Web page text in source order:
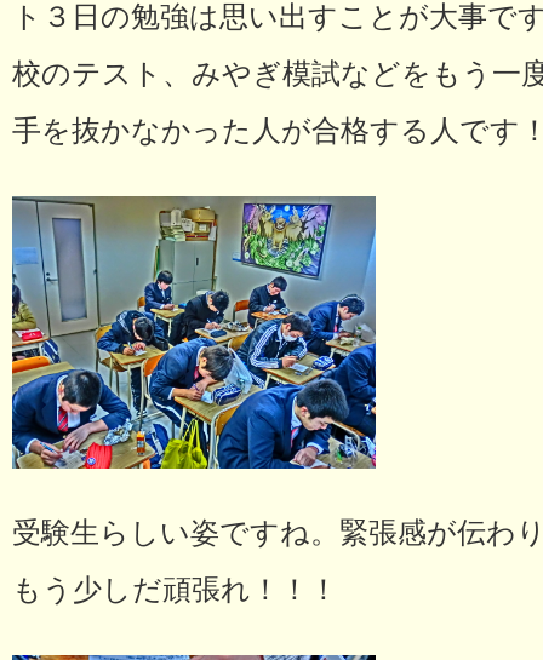
ト３日の勉強は思い出すことが大事で
校のテスト、みやぎ模試などをもう一
手を抜かなかった人が合格する人です
受験生らしい姿ですね。緊張感が伝わ
もう少しだ頑張れ！！！